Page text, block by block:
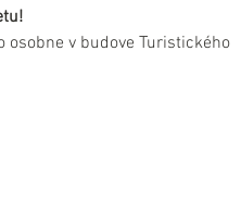
v budove Turistického